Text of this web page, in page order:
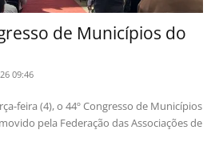
de Municípios do
09:46
feira (4), o 44º Congresso de Municípios
pela Federação das Associações de